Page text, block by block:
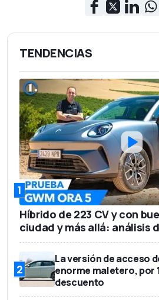
TENDENCIAS
1
Híbrido de 223 CV y con
ciudad y más allá: análisis
2
La versión de acceso
enorme maletero, por
descuento